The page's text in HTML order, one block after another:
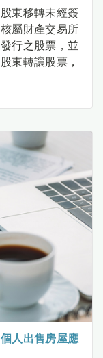
東移轉未經簽
屬財產交易所
行之股票，並
東轉讓股票，
人出售房屋應